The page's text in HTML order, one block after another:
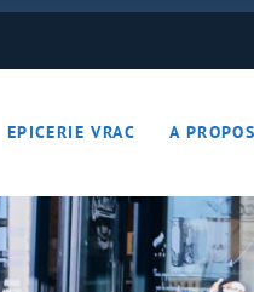
EPICERIE VRAC
Boulangerie
A PROPOS